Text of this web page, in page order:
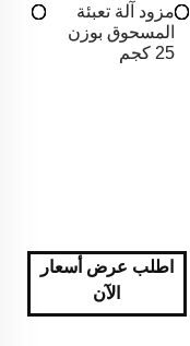
مزود آلة تعبئة
المسحوق بوزن
25 كجم
اطلب عرض أسعار
الآن